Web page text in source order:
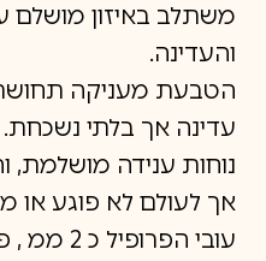
משתלב באיזון
והעדינה.
הטבעת מעניקה תחושת
עדינה אך בלתי נשכחת.
נוחות ענידה מושלמת,
אך לעולם לא פוגע או
עובי הפרופיל כ 2 ממ , פרופיל מרובע